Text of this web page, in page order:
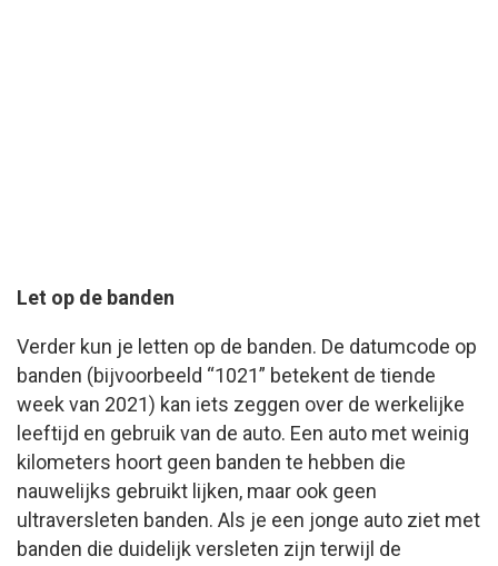
Let op de banden
Verder kun je letten op de banden. De datumcode op
banden (bijvoorbeeld “1021” betekent de tiende
week van 2021) kan iets zeggen over de werkelijke
leeftijd en gebruik van de auto. Een auto met weinig
kilometers hoort geen banden te hebben die
nauwelijks gebruikt lijken, maar ook geen
ultraversleten banden. Als je een jonge auto ziet met
banden die duidelijk versleten zijn terwijl de